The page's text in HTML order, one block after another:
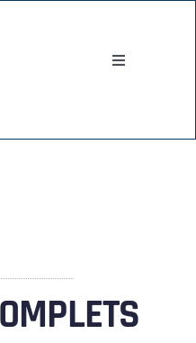
Toggle